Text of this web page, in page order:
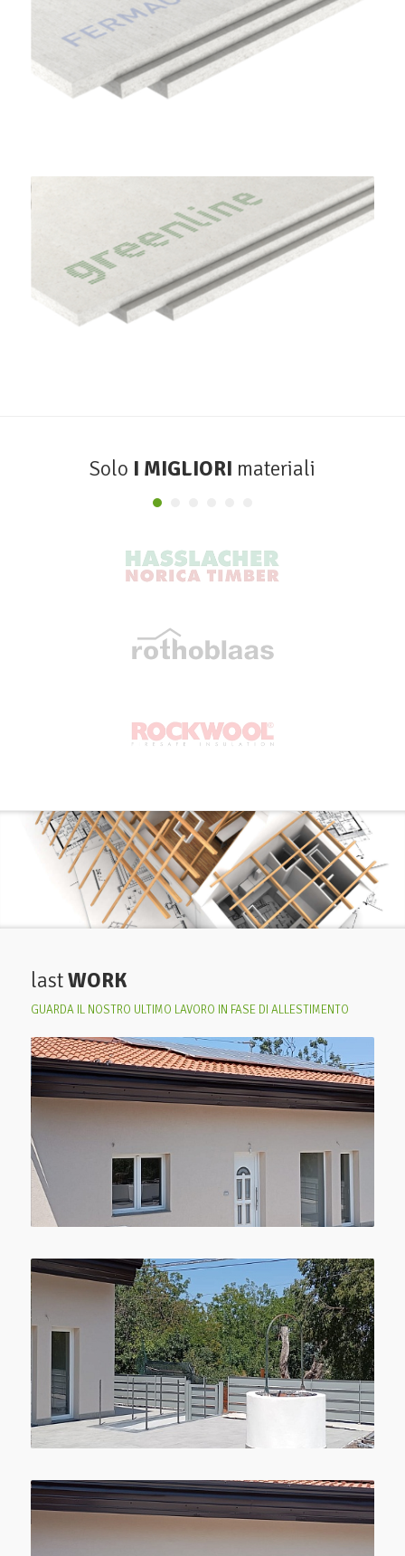
Lastre Gessofibra Firepanel A1
FERMACELL
Lastre Gessofibra Greenline
FERMACELL
Solo I MIGLIORI materiali
lastWORK
GUARDA IL NOSTRO ULTIMO LAVORO IN FASE DI ALLESTIMENTO